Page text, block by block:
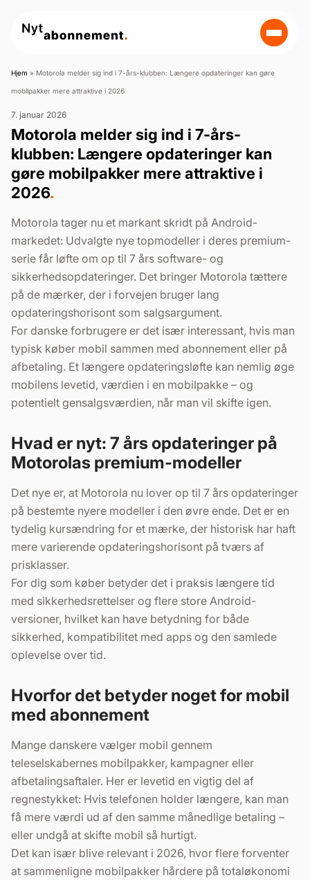
Hjem » Motorola melder sig ind i 7-års-klubben: Længere opdateringer kan gøre
mobilpakker mere attraktive i 2026
7. januar 2026
Motorola melder sig ind i 7-års-
klubben: Længere opdateringer kan
gøre mobilpakker mere attraktive i
2026.
Motorola tager nu et markant skridt på Android-
markedet: Udvalgte nye topmodeller i deres premium-
serie får løfte om op til 7 års software- og
sikkerhedsopdateringer. Det bringer Motorola tættere
på de mærker, der i forvejen bruger lang
opdateringshorisont som salgsargument.
For danske forbrugere er det især interessant, hvis man
typisk køber mobil sammen med abonnement eller på
afbetaling. Et længere opdateringsløfte kan nemlig øge
mobilens levetid, værdien i en mobilpakke – og
potentielt gensalgsværdien, når man vil skifte igen.
Hvad er nyt: 7 års opdateringer på
Motorolas premium-modeller
Det nye er, at Motorola nu lover op til 7 års opdateringer
på bestemte nyere modeller i den øvre ende. Det er en
tydelig kursændring for et mærke, der historisk har haft
mere varierende opdateringshorisont på tværs af
prisklasser.
For dig som køber betyder det i praksis længere tid
med sikkerhedsrettelser og flere store Android-
versioner, hvilket kan have betydning for både
sikkerhed, kompatibilitet med apps og den samlede
oplevelse over tid.
Hvorfor det betyder noget for mobil
med abonnement
Mange danskere vælger mobil gennem
teleselskabernes mobilpakker, kampagner eller
afbetalingsaftaler. Her er levetid en vigtig del af
regnestykket: Hvis telefonen holder længere, kan man
få mere værdi ud af den samme månedlige betaling –
eller undgå at skifte mobil så hurtigt.
Det kan især blive relevant i 2026, hvor flere forventer
at sammenligne mobilpakker hårdere på totaløkonomi